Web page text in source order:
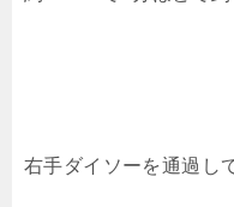
右手ダイソーを通過し